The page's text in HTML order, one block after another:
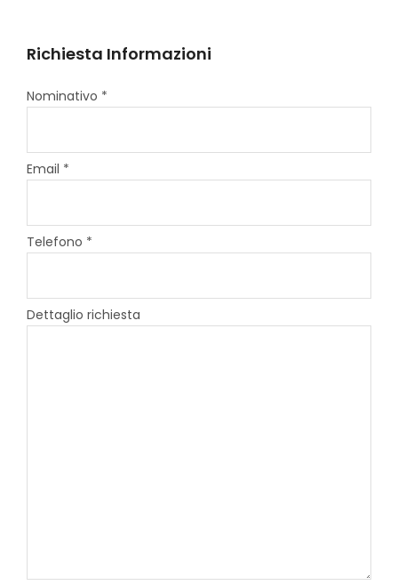
Richiesta Informazioni
Nominativo *
Email *
Telefono *
Dettaglio richiesta